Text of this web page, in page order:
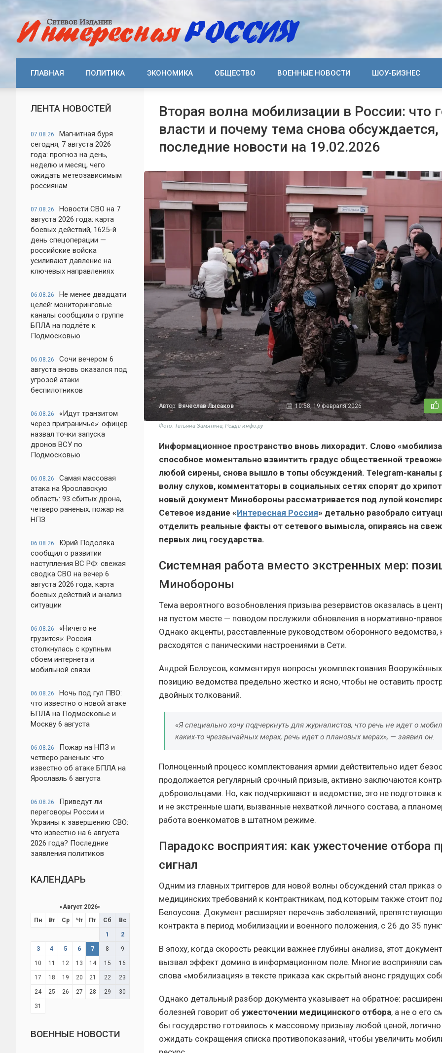
ГЛАВНАЯ ПОЛИТИКА ЭКОНОМИКА ОБЩЕСТВО ВОЕННЫЕ НОВОСТИ ШОУ-БИЗНЕС
ЛЕНТА НОВОСТЕЙ
07.08.26
Магнитная буря
сегодня, 7 августа 2026
года: прогноз на день,
неделю и месяц, чего
ожидать метеозависимым
россиянам
07.08.26
Новости СВО на 7
августа 2026 года: карта
боевых действий, 1625-й
день спецоперации —
российские войска
усиливают давление на
ключевых направлениях
06.08.26
Не менее двадцати
целей: мониторинговые
каналы сообщили о группе
БПЛА на подлёте к
Подмосковью
06.08.26
Сочи вечером 6
августа вновь оказался под
угрозой атаки
беспилотников
06.08.26
«Идут транзитом
через приграничье»: офицер
назвал точки запуска
дронов ВСУ по
Подмосковью
06.08.26
Самая массовая
атака на Ярославскую
область: 93 сбитых дрона,
четверо раненых, пожар на
НПЗ
06.08.26
Юрий Подоляка
сообщил о развитии
наступления ВС РФ: свежая
сводка СВО на вечер 6
августа 2026 года, карта
боевых действий и анализ
ситуации
06.08.26
«Ничего не
грузится»: Россия
столкнулась с крупным
сбоем интернета и
мобильной связи
06.08.26
Ночь под гул ПВО:
что известно о новой атаке
БПЛА на Подмосковье и
Москву 6 августа
06.08.26
Пожар на НПЗ и
четверо раненых: что
известно об атаке БПЛА на
Ярославль 6 августа
06.08.26
Приведут ли
переговоры России и
Украины к завершению СВО:
что известно на 6 августа
2026 года? Последние
заявления политиков
КАЛЕНДАРЬ
«Август 2026»
Пн
Вт Ср Чт Пт Сб Вс
1 2
3 4 5 6 7 8 9
10 11 12 13 14 15 16
17 18 19 20 21 22 23
24 25 26 27 28 29 30
31
ВОЕННЫЕ НОВОСТИ
Вторая волна мобилизации в России: что
власти и почему тема снова обсуждается,
последние новости на 19.02.2026
Автор: Вячеслав Лысаков 10:58, 19 февраля 2026
Фото: Татьяна Замятина, Ревда-инфо.ру
Информационное пространство вновь лихорадит. Слово
способное моментально взвинтить градус общественной
любой сирены, снова вышло в топы обсуждений. Telegram-каналы
волну слухов, комментаторы в социальных сетях спорят до
новый документ Минобороны рассматривается под лупой
Сетевое издание «Интересная Россия» детально разобрало
отделить реальные факты от сетевого вымысла, опираясь на
первых лиц государства.
Системная работа вместо экстренных мер:
Минобороны
Тема вероятного возобновления призыва резервистов оказалась в
на пустом месте — поводом послужили обновления в нормативно-
Однако акценты, расставленные руководством оборонного ведомства,
расходятся с паническими настроениями в Сети.
Андрей Белоусов, комментируя вопросы укомплектования
позицию ведомства предельно жестко и ясно, чтобы не оставить
двойных толкований.
«Я специально хочу подчеркнуть для журналистов, что речь не идет о
каких-то чрезвычайных мерах, речь идет о плановых мерах», — заявил он.
Полноценный процесс комплектования армии действительно идет
продолжается регулярный срочный призыв, активно заключаются
добровольцами. Но, как подчеркивают в ведомстве, это не подготовка
и не экстренные шаги, вызванные нехваткой личного состава, а
работа военкоматов в штатном режиме.
Парадокс восприятия: как ужесточение отбора
сигнал
Одним из главных триггеров для новой волны обсуждений стал приказ
медицинских требований к контрактникам, под которым также стоит
Белоусова. Документ расширяет перечень заболеваний,
контракта в период мобилизации и военного положения, с 26 до 35
В эпоху, когда скорость реакции важнее глубины анализа, этот
вызвал эффект домино в информационном поле. Многие восприняли
слова «мобилизация» в тексте приказа как скрытый анонс грядущих
Однако детальный разбор документа указывает на обратное:
болезней говорит об ужесточении медицинского отбора, а не о его
бы государство готовилось к массовому призыву любой ценой,
ожидать сокращения списка противопоказаний, чтобы увеличить